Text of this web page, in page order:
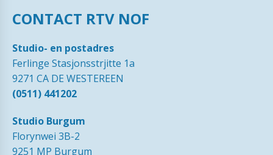
CONTACT RTV NOF
Studio- en postadres
Ferlinge Stasjonsstrjitte 1a
9271 CA DE WESTEREEN
(0511) 441202
Studio Burgum
Florynwei 3B-2
9251 MP Burgum